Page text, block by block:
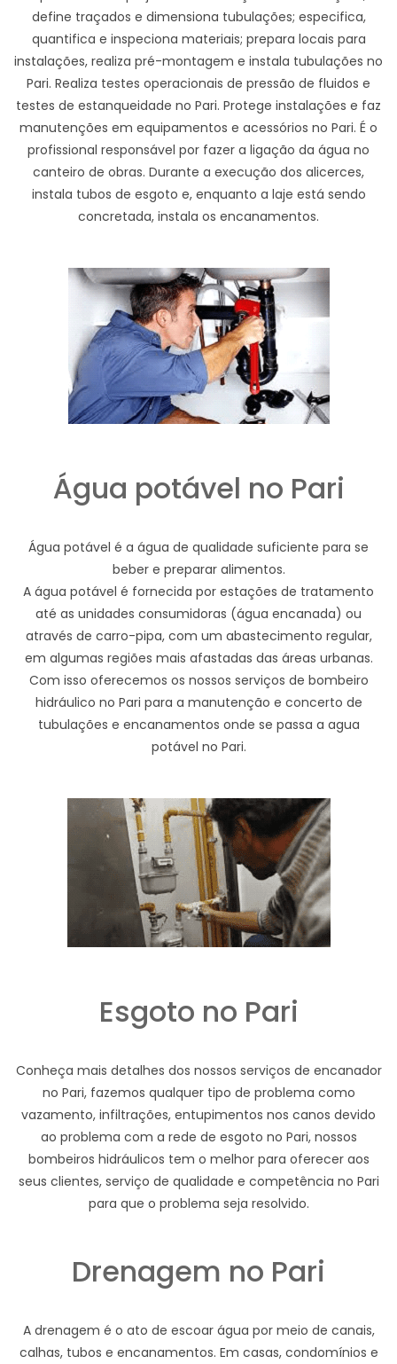
define traçados e dimensiona tubulações; especifica,
quantifica e inspeciona materiais; prepara locais para
instalações, realiza pré-montagem e instala tubulações no
Pari. Realiza testes operacionais de pressão de fluidos e
testes de estanqueidade no Pari. Protege instalações e faz
manutenções em equipamentos e acessórios no Pari. É o
profissional responsável por fazer a ligação da água no
canteiro de obras. Durante a execução dos alicerces,
instala tubos de esgoto e, enquanto a laje está sendo
concretada, instala os encanamentos.
Água potável no Pari
Água potável é a água de qualidade suficiente para se
beber e preparar alimentos.
A água potável é fornecida por estações de tratamento
até as unidades consumidoras (água encanada) ou
através de carro-pipa, com um abastecimento regular,
em algumas regiões mais afastadas das áreas urbanas.
Com isso oferecemos os nossos serviços de bombeiro
hidráulico no Pari para a manutenção e concerto de
tubulações e encanamentos onde se passa a agua
potável no Pari.
Esgoto no Pari
Conheça mais detalhes dos nossos serviços de encanador
no Pari, fazemos qualquer tipo de problema como
vazamento, infiltrações, entupimentos nos canos devido
ao problema com a rede de esgoto no Pari, nossos
bombeiros hidráulicos tem o melhor para oferecer aos
seus clientes, serviço de qualidade e competência no Pari
para que o problema seja resolvido.
Drenagem no Pari
A drenagem é o ato de escoar água por meio de canais,
calhas, tubos e encanamentos. Em casas, condomínios e